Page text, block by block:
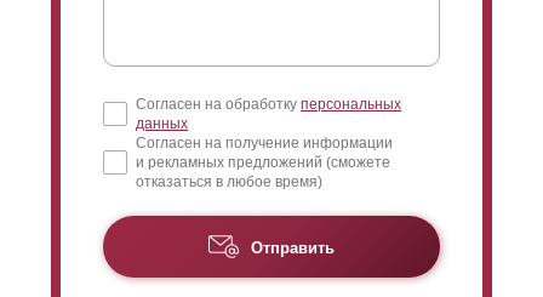
Согласен на обработку персональных
данных
Согласен на получение информации
и рекламных предложений (сможете
отказаться в любое время)
Отправить